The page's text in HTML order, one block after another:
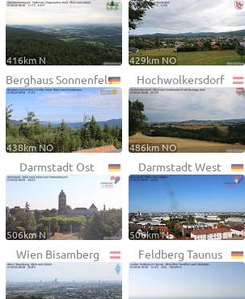
416km N 429km NO
Berghaus Sonnenfels
438km NO
Hochwolkersdorf
486km NO
Darmstadt Ost
506km N
Darmstadt West
506km N
Wien Bisamberg Feldberg Taunus